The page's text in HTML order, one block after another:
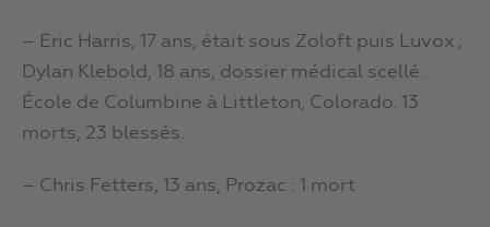
– Eric Harris, 17 ans, était sous Zoloft puis Luvox ;
Dylan Klebold, 18 ans, dossier médical scellé.
École de Columbine à Littleton, Colorado. 13
morts, 23 blessés.
– Chris Fetters, 13 ans, Prozac : 1 mort